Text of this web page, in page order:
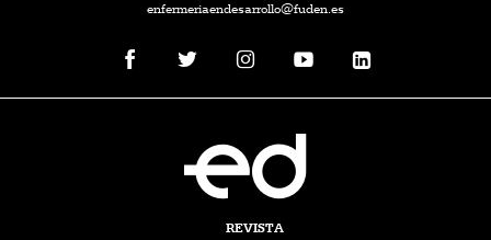
enfermeriaendesarrollo@fuden.es
REVISTA